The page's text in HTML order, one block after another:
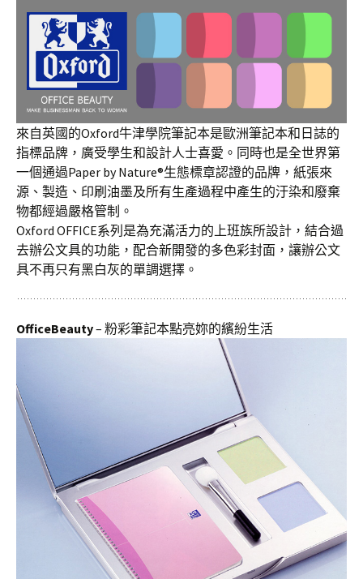
來自英國的Oxford牛津學院筆記本是歐洲筆記本和日誌的
指標品牌，廣受學生和設計人士喜愛。同時也是全世界第
一個通過Paper by Nature®生態標章認證的品牌，紙張來
源、製造、印刷油墨及所有生產過程中產生的汙染和廢棄
物都經過嚴格管制。
Oxford OFFICE系列是為充滿活力的上班族所設計，結合過
去辦公文具的功能，配合新開發的多色彩封面，讓辦公文
具不再只有黑白灰的單調選擇。
OfficeBeauty– 粉彩筆記本點亮妳的繽紛生活